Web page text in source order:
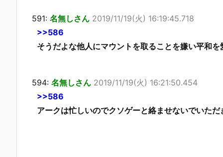
591: 名無しさん 2019/11/19(火) 16:19:45.718
>>586
そうだよな他人にマウントを取ることを嫌い平和
594: 名無しさん 2019/11/19(火) 16:21:50.454
>>586
アークは忙しいのでクソゲーと絡ませないでいただ